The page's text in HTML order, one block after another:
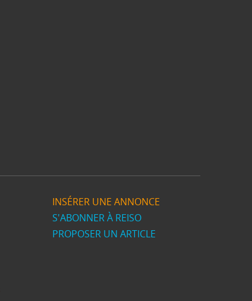
INSÉRER UNE ANNONCE
S'ABONNER À REISO
PROPOSER UN ARTICLE